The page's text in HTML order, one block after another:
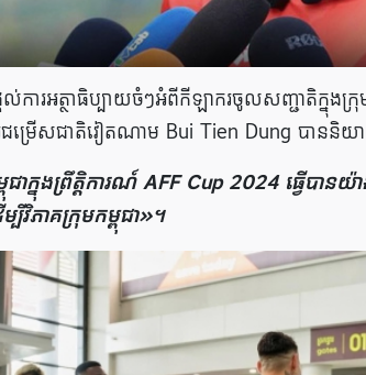
ល់ការអត្ថាធិប្បាយចំៗអំពីកីឡាករចូលសញ្ជាតិក្នុងក្
រជម្រើសជាតិវៀតណាម Bui Tien Dung បាននិយ
ាក្នុងព្រឹត្តិការណ៍ AFF Cup 2024 ធ្វើប
វិភាគក្រុមកម្ពុជា»។